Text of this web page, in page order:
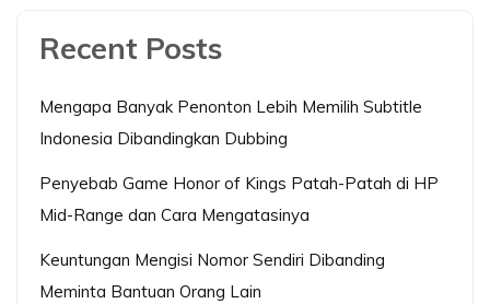
Recent Posts
Mengapa Banyak Penonton Lebih Memilih Subtitle
Indonesia Dibandingkan Dubbing
Penyebab Game Honor of Kings Patah-Patah di HP
Mid-Range dan Cara Mengatasinya
Keuntungan Mengisi Nomor Sendiri Dibanding
Meminta Bantuan Orang Lain